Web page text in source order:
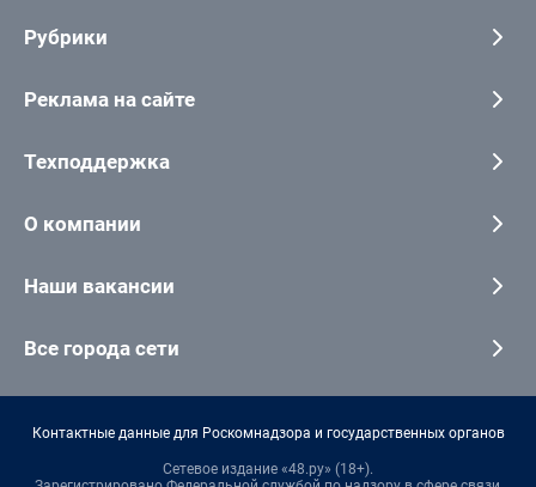
Рубрики
Реклама на сайте
Техподдержка
О компании
Наши вакансии
Все города сети
Контактные данные для Роскомнадзора и государственных органов
Сетевое издание «48.ру» (18+).